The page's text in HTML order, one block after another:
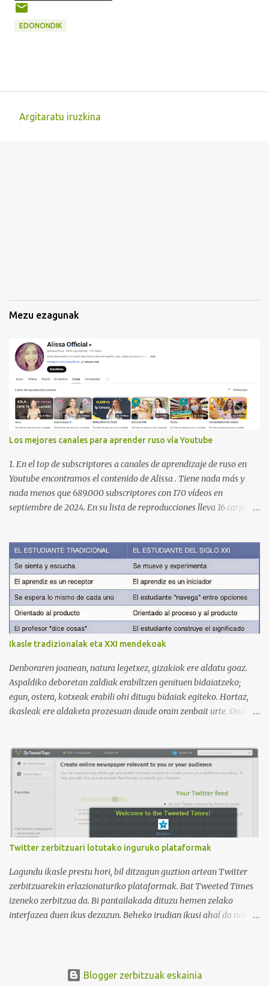
EDONONDIK
Argitaratu iruzkina
Mezu ezagunak
Los mejores canales para aprender ruso vía Youtube
1. En el top de subscriptores a canales de aprendizaje de ruso en
Youtube encontramos el contenido de Alissa . Tiene nada más y
nada menos que 689.000 subscriptores con 170 vídeos en
septiembre de 2024. En su lista de reproducciones lleva 16 carpetas
de Anastasia G . con 224.000 subscriptores y 97 vídeos en
septiembre de 2024. Anastasia tiene una lista de reproducción
muy bien estructurada para aprender gramática, lectura,
pronunciación, etc. https://www.youtube.com/@AnaG88/playlists
3. Otro de los canales con más usuarios y contenido es el de
Victoria, que lleva por nombre: Aprende con Victoria . El canal
tiene 120 mil subscriptores (septiembre de 2024) con muchísimos
para aprender los diferentes campos en los que podemos dividir un
curso de idiomas: gramática, verbos, vocabulario etc. h...
Ikasle tradizionalak eta XXI mendekoak
Denboraren joanean, natura legetxez, gizakiok ere aldatu goaz.
Aspaldiko deboretan zaldiak erabiltzen genituen bidaiatzeko;
egun, ostera, kotxeak erabili ohi ditugu bidaiak egiteko. Hortaz,
ikasleak ere aldaketa prozesuan daude orain zenbait urte. Ondoko
Ikusi diferentziak eta ausnartu irudiari so eginez.
Twitter zerbitzuari lotutako inguruko plataformak
Lagundu ikasle prestu hori, bil ditzagun guztion artean Twitter
zerbitzuarekin erlazionaturiko plataformak. Bat Tweeted Times
izeneko zerbitzua da. Bi pantailakada dituzu hemen zelako
interfazea duen ikus dezazun. Beheko irudian ikusi ahal da nola
bideoa, zeinak Tweeted Times aplikazio mobila aztertzen baitu.
Blogger zerbitzuak eskainia